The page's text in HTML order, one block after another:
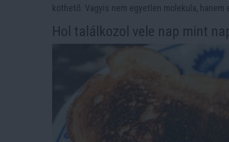
köthető. Vagyis nem egyetlen molekula, hanem
Hol találkozol vele nap mint